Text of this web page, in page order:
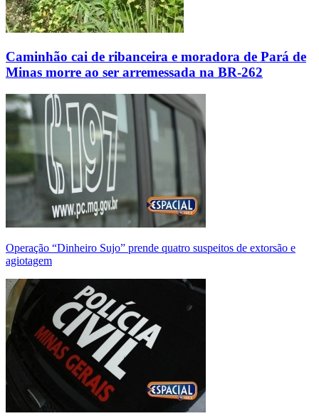
Caminhão cai de ribanceira e moradora de Pará de
Minas morre ao ser arremessada na BR-262
Operação “Dinheiro Sujo” prende quatro suspeitos de extorsão e
agiotagem